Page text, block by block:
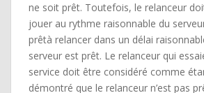
ne soit prêt. Toutefois, le relanceur
jouer au rythme raisonnable du
prêtà relancer dans un délai
serveur est prêt. Le relanceur qui
service doit être considéré comme
démontré que le relanceur n’est pas